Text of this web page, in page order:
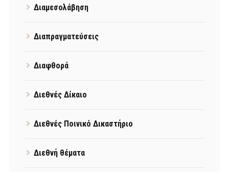
Διαμεσολάβηση
Διαπραγματεύσεις
Διαφθορά
Διεθνές Δίκαιο
Διεθνές Ποινικό Δικαστήριο
Διεθνή θέματα